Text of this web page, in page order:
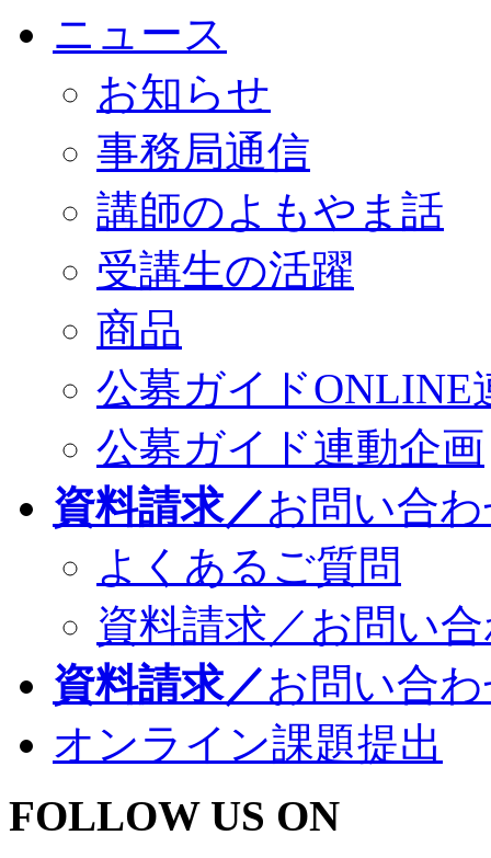
ニュース
お知らせ
事務局通信
講師のよもやま話
受講生の活躍
商品
公募ガイドONLINE
公募ガイド連動企画
資料請求／お問い合
よくあるご質問
資料請求／お問い
資料請求／お問い合
オンライン課題提出
FOLLOW US ON